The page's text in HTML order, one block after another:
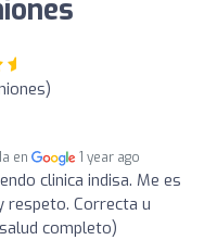
en 1 year ago
clinica indisa. Me es
respeto. Correcta u
completo)